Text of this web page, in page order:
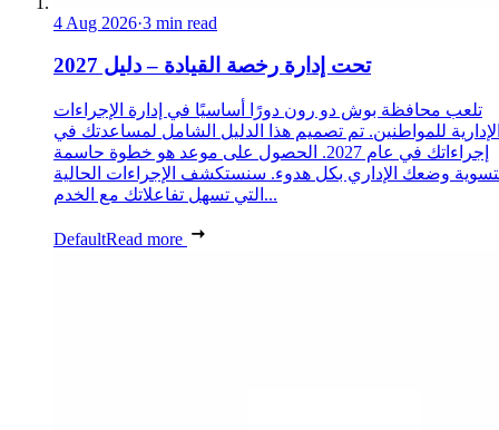
4 Aug 2026·3 min read
تحت إدارة رخصة القيادة – دليل 2027
تلعب محافظة بوش دو رون دورًا أساسيًا في إدارة الإجراءات
للمواطنين. تم تصميم هذا الدليل الشامل لمساعدتك في
إجراءاتك في عام 2027. الحصول على موعد هو خطوة حاسمة
وضعك الإداري بكل هدوء. سنستكشف الإجراءات الحالية
التي تسهل تفاعلاتك مع الخدم...
DefaultRead more